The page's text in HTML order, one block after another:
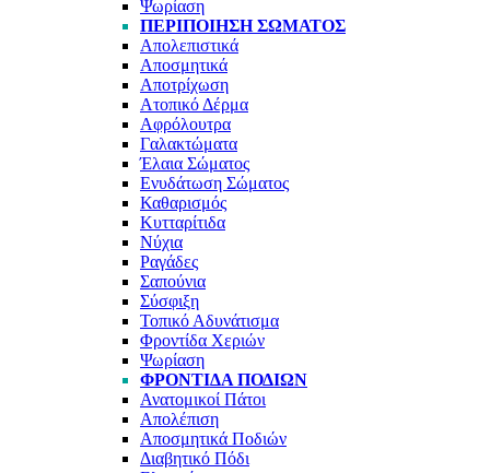
Ψωρίαση
ΠΕΡΙΠΟΊΗΣΗ ΣΏΜΑΤΟΣ
Απολεπιστικά
Αποσμητικά
Αποτρίχωση
Ατοπικό Δέρμα
Αφρόλουτρα
Γαλακτώματα
Έλαια Σώματος
Ενυδάτωση Σώματος
Καθαρισμός
Κυτταρίτιδα
Νύχια
Ραγάδες
Σαπούνια
Σύσφιξη
Τοπικό Αδυνάτισμα
Φροντίδα Χεριών
Ψωρίαση
ΦΡΟΝΤΊΔΑ ΠΟΔΙΏΝ
Ανατομικοί Πάτοι
Απολέπιση
Αποσμητικά Ποδιών
Διαβητικό Πόδι